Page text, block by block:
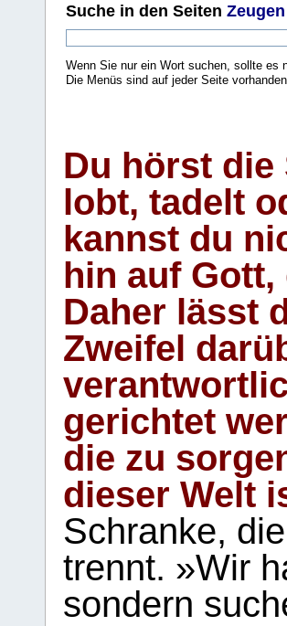
Suche in den Seiten
Wenn Sie nur ein Wort suchen, sollte es
Die Menüs sind auf jeder Seite
Du hörst die
lobt, tadelt
kannst du
hin auf Gott,
Daher lässt
Zweifel
gerichtet
die zu
dieser Welt
Schranke,
trennt. »Wir
sondern